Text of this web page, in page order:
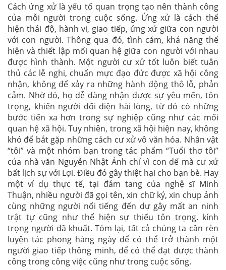
Cách ứng xử là yếu tố quan trọng tạo nên thành công
của mỗi người trong cuộc sống. Ứng xử là cách thể
hiện thái độ, hành vi, giao tiếp, ứng xử giữa con người
với con người. Thông qua đó, tình cảm, khả năng thể
hiện và thiết lập mối quan hệ giữa con người với nhau
được hình thành. Một người cư xử tốt luôn biết tuân
thủ các lễ nghi, chuẩn mực đạo đức được xã hội công
nhận, không để xảy ra những hành động thô lỗ, phản
cảm. Nhờ đó, họ dễ dàng nhận được sự yêu mến, tôn
trọng, khiến người đối diện hài lòng, từ đó có những
bước tiến xa hơn trong sự nghiệp cũng như các mối
quan hệ xã hội. Tuy nhiên, trong xã hội hiện nay, không
khó để bắt gặp những cách cư xử vô văn hóa. Nhân vật
“tôi” và một nhóm bạn trong tác phẩm “Tuổi thơ tôi”
của nhà văn Nguyễn Nhật Ánh chỉ vì con dế mà cư xử
bất lịch sự với Lợi. Điều đó gây thiệt hại cho bạn bè. Hay
một ví dụ thực tế, tại đám tang của nghệ sĩ Minh
Thuận, nhiều người đã gọi tên, xin chữ ký, xin chụp ảnh
cùng những người nổi tiếng đến dự gây mất an ninh
trật tự cũng như thể hiện sự thiếu tôn trọng. kính
trọng người đã khuất. Tóm lại, tất cả chúng ta cần rèn
luyện tác phong hàng ngày để có thể trở thành một
người giao tiếp thông minh, để có thể đạt được thành
công trong công việc cũng như trong cuộc sống.